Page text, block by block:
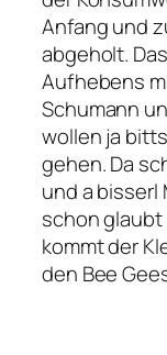
Anfang und
abgeholt.
Aufhebens
Schumann
wollen ja
gehen. Da
und a bisserl
schon
kommt der
den Bee